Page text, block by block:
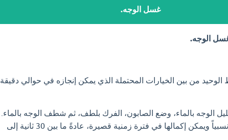
غسل الوجه.
الوجه.
من بين الخيارات المحتملة الذي يمكن إنجازه في حوالي دقيقة
الوجه بالماء، وضع الصابون، الفرك بلطف، ثم شطف الوجه بالماء.
هذه الخطوات سريعة نسبياً ويمكن إكمالها في فترة زمنية قصيرة، عادةً ما بين 30 ثانية إلى